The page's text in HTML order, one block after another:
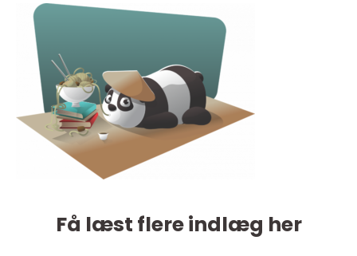
Få læst flere indlæg her